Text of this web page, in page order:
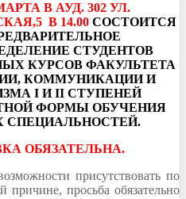
В АУД. 302 УЛ.
В 14.00СОСТОИТСЯ
СТУДЕНТОВ
КУРСОВ ФАКУЛЬТЕТА
КОММУНИКАЦИИ И
I И II СТУПЕНЕЙ
ФОРМЫ ОБУЧЕНИЯ
СПЕЦИАЛЬНОСТЕЙ.
ОБЯЗАТЕЛЬНА.
присутствовать по
причине, просьба обязательно